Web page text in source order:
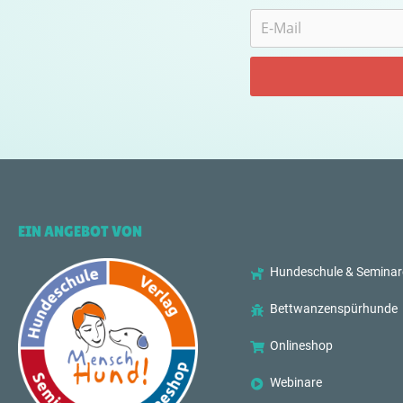
EIN ANGEBOT VON
Hundeschule &
Bettwanzenspürhunde
Onlineshop
Webinare